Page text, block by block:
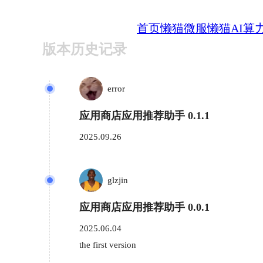
首页懒猫微服懒猫AI算
版本历史记录
error
应用商店应用推荐助手 0.1.1
2025.09.26
glzjin
应用商店应用推荐助手 0.0.1
2025.06.04
the first version